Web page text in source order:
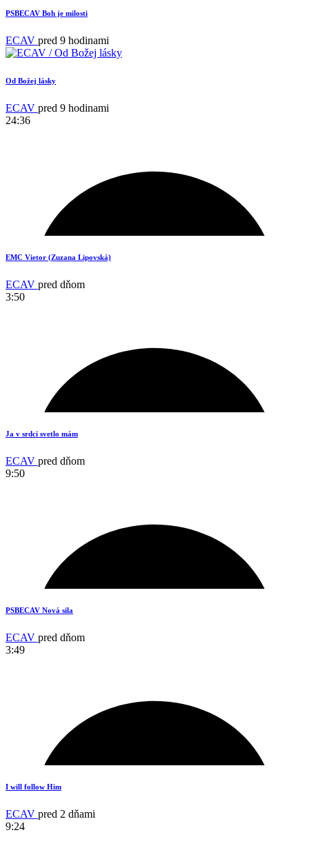
PSBECAV Boh je milosti
ECAV pred 9 hodinami
Od Božej lásky
ECAV pred 9 hodinami
24:36
3
EMC Vietor (Zuzana Lipovská)
ECAV pred dňom
3:50
2
Ja v srdci svetlo mám
ECAV pred dňom
9:50
17
PSBECAV Nová sila
ECAV pred dňom
3:49
I will follow Him
ECAV pred 2 dňami
9:24